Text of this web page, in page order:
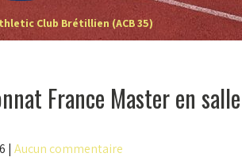
Club Brétillien (ACB 35)
France Master en salle
| Aucun commentaire